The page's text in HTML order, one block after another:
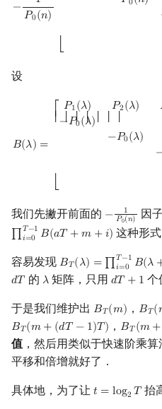
−𝑃0(𝑛)
⎣
0
设
𝐵(𝜆) =
⎡⎢ ⎢ ⎢ ⎢ ⎢ ⎢ ⎢
⎣
𝑃1(𝜆) 𝑃2(𝜆)
−𝑃0(𝜆)
−𝑃0(𝜆)
)P2 (λ)P )⋯Pm λ
我们先撇开前面的 − 1
𝑃0(𝑛)
−1P0(n 因
∏𝑇−1
𝑖=0 𝐵(𝑎𝑇 +𝑚 +𝑖)
∏i=0T −1B(aT +m+ i) 这种形
容易发现 𝐵𝑇 (𝜆) = ∏𝑇−1
𝑖=0 𝐵(𝜆
BT(λ)= ∏i=0T−1B (λ+i
𝑑𝑇
dT 的 𝜆
λ矩阵，只用 𝑑𝑇 + 1
dT+ 1 个
于是我们维护出 𝐵𝑇 (𝑚)
BT(m) ， 𝐵𝑇 (
BT(
𝐵𝑇 (𝑚+ (𝑑𝑇 − 1)𝑇 )
BT(m+ (d T−1)T) ， 𝐵𝑇 (𝑚+
BT(m+ d
值 ，然后用类似于快速阶乘
平移和倍增就好了．
具体地，为了让 𝑡 = log2 𝑇
t =log2T 抬